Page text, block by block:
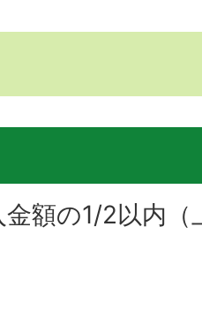
金額の1/2以内